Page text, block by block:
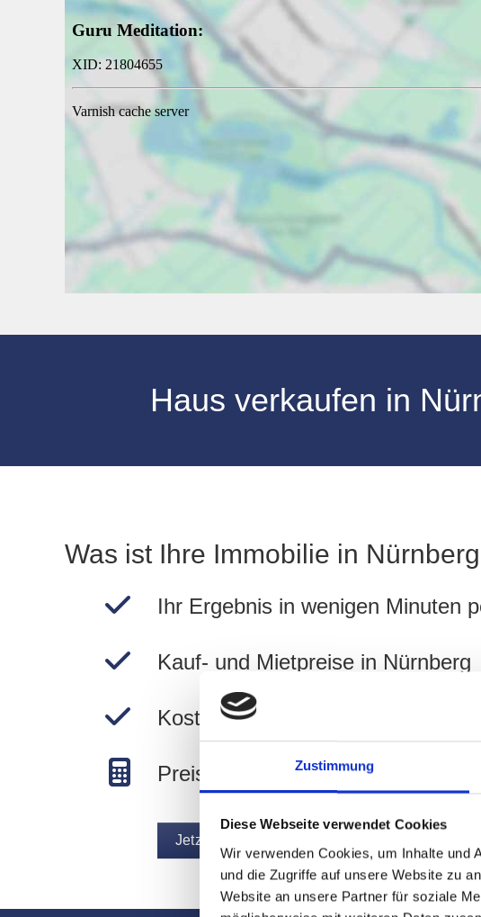
Zustimmung
Diese Webseite verwendet Cookies
Wir verwenden Cookies, um Inhalte und
und die Zugriffe auf unsere Website zu
Website an unsere Partner für soziale
Haus verkaufen in
Was ist Ihre Immobilie in
Ihr Ergebnis in wenigen Minuten
Kauf- und Mietpreise in Nürnberg
Kostenlos und unverbindlich
Preise in Nürnberg berechnen!
Jetzt Immobilie bewerten